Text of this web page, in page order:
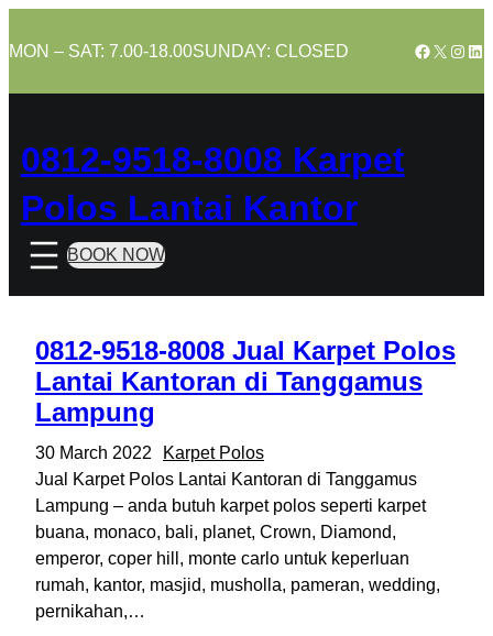
to
MON – SAT: 7.00-18.00SUNDAY: CLOSED Facebook
X
0812-9518-8008 Karpet
Polos Lantai Kantor
BOOK NOW
0812-9518-8008 Jual Karpet Polos
Lantai Kantoran di Tanggamus
Lampung
30 March 2022
Karpet Polos
Jual Karpet Polos Lantai Kantoran di Tanggamus
Lampung – anda butuh karpet polos seperti karpet
buana, monaco, bali, planet, Crown, Diamond,
emperor, coper hill, monte carlo untuk keperluan
rumah, kantor, masjid, musholla, pameran, wedding,
pernikahan,…